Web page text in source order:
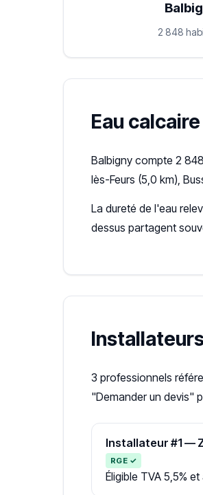
2 848
Eau
Balbigny compte 2
lès-Feurs (5,0 km),
La dureté de l'eau
dessus partagent
3 professionnels
"Demander un devis"
Installateur #1 —
RGE ✓
Éligible TVA 5,5% et